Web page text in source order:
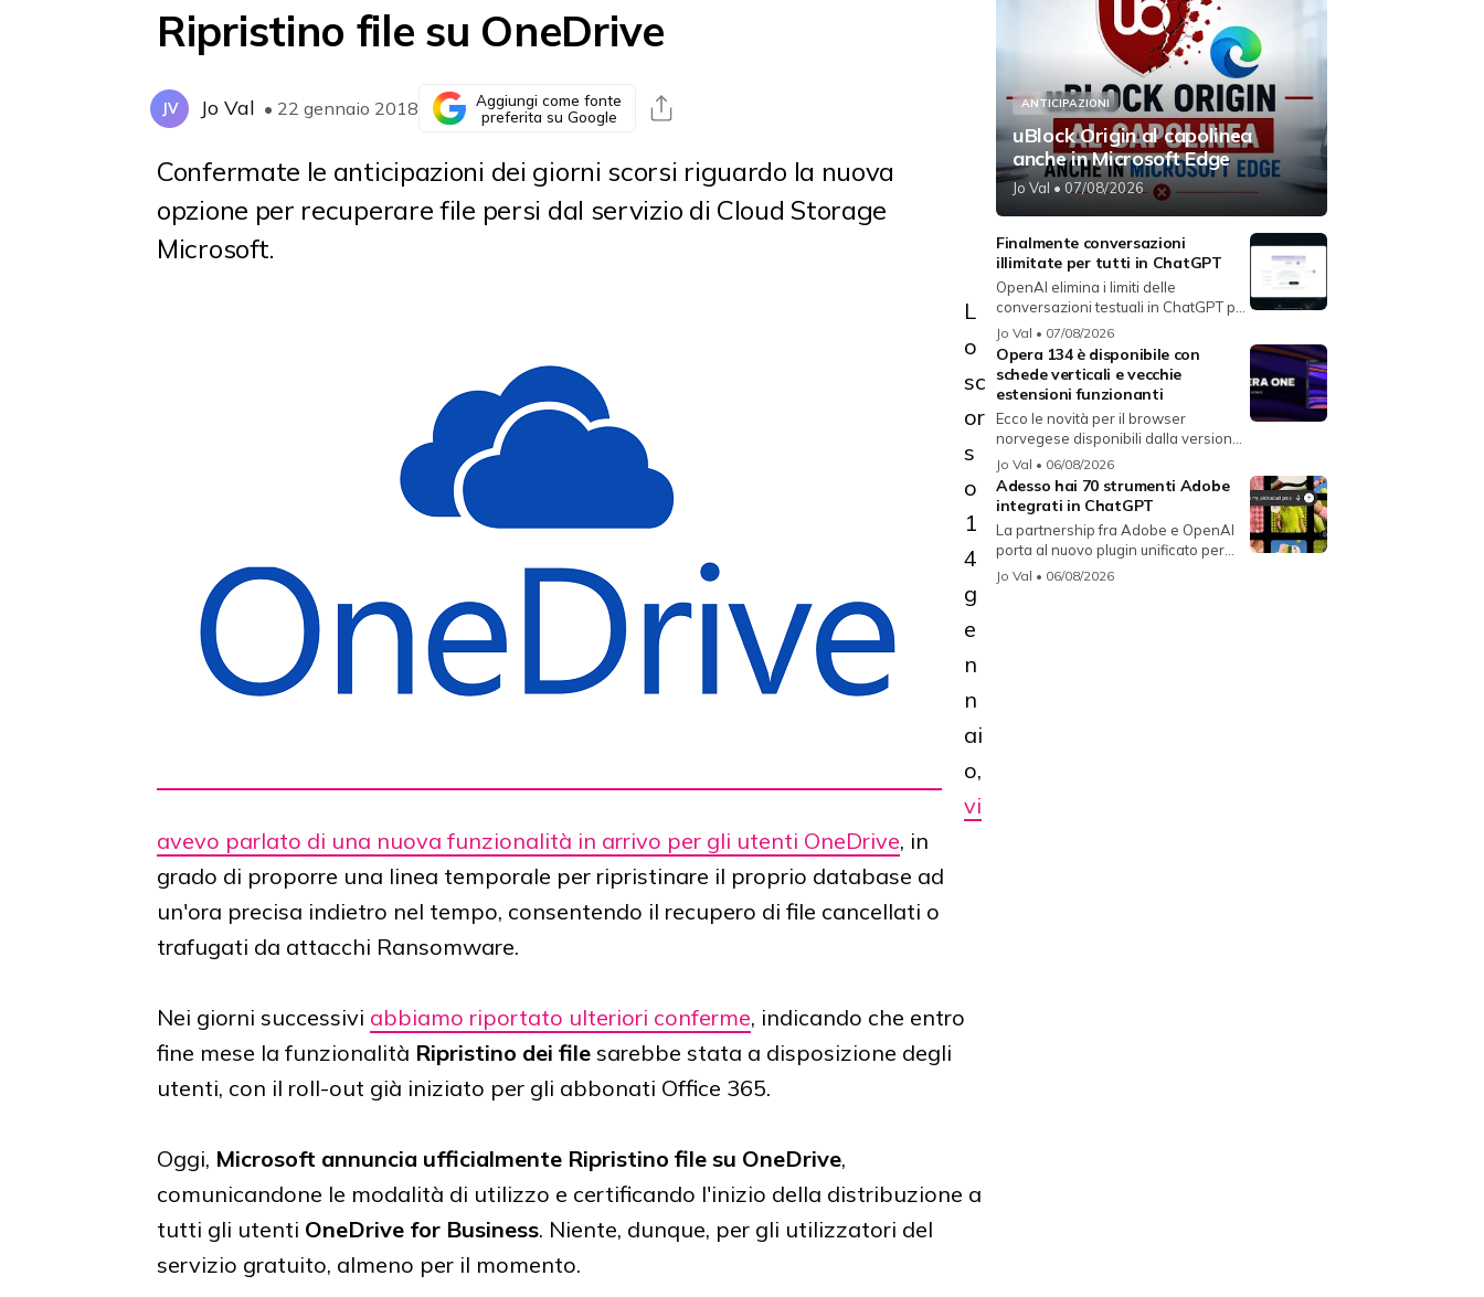
Ripristino file su OneDrive
JV Jo Val • 22 gennaio 2018
Aggiungi come fonte
preferita su Google
Confermate le anticipazioni dei giorni scorsi riguardo la nuova
opzione per recuperare file persi dal servizio di Cloud Storage
Microsoft.
L
o
sc
or
s
o
1
4
g
e
n
n
ai
o,
vi
avevo parlato di una nuova funzionalità in arrivo per gli utenti OneDrive, in
grado di proporre una linea temporale per ripristinare il proprio database ad
un'ora precisa indietro nel tempo, consentendo il recupero di file cancellati o
trafugati da attacchi Ransomware.
Nei giorni successivi abbiamo riportato ulteriori conferme, indicando che entro
fine mese la funzionalità Ripristino dei file sarebbe stata a disposizione degli
utenti, con il roll-out già iniziato per gli abbonati Office 365.
Oggi, Microsoft annuncia ufficialmente Ripristino file su OneDrive,
comunicandone le modalità di utilizzo e certificando l'inizio della distribuzione a
tutti gli utenti OneDrive for Business. Niente, dunque, per gli utilizzatori del
servizio gratuito, almeno per il momento.
ANTICIPAZIONI
uBlock Origin al capolinea
anche in Microsoft Edge
Jo Val • 07/08/2026
Finalmente conversazioni
illimitate per tutti in ChatGPT
OpenAI elimina i limiti delle
conversazioni testuali in ChatGPT per
i...
Jo Val • 07/08/2026
Opera 134 è disponibile con
schede verticali e vecchie
estensioni funzionanti
Ecco le novità per il browser
norvegese disponibili dalla versione
134...
Jo Val • 06/08/2026
Adesso hai 70 strumenti Adobe
integrati in ChatGPT
La partnership fra Adobe e OpenAI
porta al nuovo plugin unificato per...
Jo Val • 06/08/2026